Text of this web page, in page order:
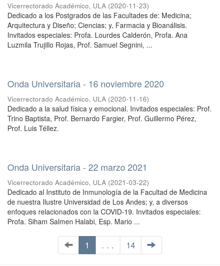
Vicerrectorado Académico, ULA (2020-11-23)
Dedicado a los Postgrados de las Facultades de: Medicina;
Arquitectura y Diseño; Ciencias; y, Farmacia y Bioanálisis.
Invitados especiales: Profa. Lourdes Calderón, Profa. Ana
Luzmila Trujillo Rojas, Prof. Samuel Segnini, ...
Onda Universitaria - 16 noviembre 2020
Vicerrectorado Académico, ULA (2020-11-16)
Dedicado a la salud física y emocional. Invitados especiales: Prof.
Trino Baptista, Prof. Bernardo Fargier, Prof. Guillermo Pérez,
Prof. Luis Téllez.
Onda Universitaria - 22 marzo 2021
Vicerrectorado Académico, ULA (2021-03-22)
Dedicado al Instituto de Inmunología de la Facultad de Medicina
de nuestra Ilustre Universidad de Los Andes; y, a diversos
enfoques relacionados con la COVID-19. Invitados especiales:
Profa. Siham Salmen Halabi, Esp. Mario ...
1 . . . 14